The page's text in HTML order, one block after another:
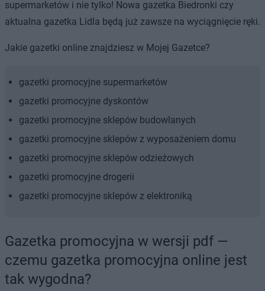
supermarketów i nie tylko! Nowa gazetka Biedronki czy
aktualna gazetka Lidla będą już zawsze na wyciągnięcie ręki.
Jakie gazetki online znajdziesz w Mojej Gazetce?
gazetki promocyjne supermarketów
gazetki promocyjne dyskontów
gazetki promocyjne sklepów budowlanych
gazetki promocyjne sklepów z wyposażeniem domu
gazetki promocyjne sklepów odzieżowych
gazetki promocyjne drogerii
gazetki promocyjne sklepów z elektroniką
Gazetka promocyjna w wersji pdf —
czemu gazetka promocyjna online jest
tak wygodna?